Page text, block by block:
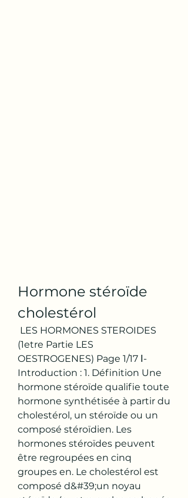
Hormone stéroïde
cholestérol
(1etre Partie LES
OESTROGENES) Page 1∕17 Ⅰ-
Introduction : 1. Définition Une
hormone stéroïde qualifie toute
hormone synthétisée à partir du
cholestérol, un stéroïde ou un
composé stéroïdien. Les
hormones stéroïdes peuvent
être regroupées en cinq
groupes en. Le cholestérol est
composé d&#39;un noyau